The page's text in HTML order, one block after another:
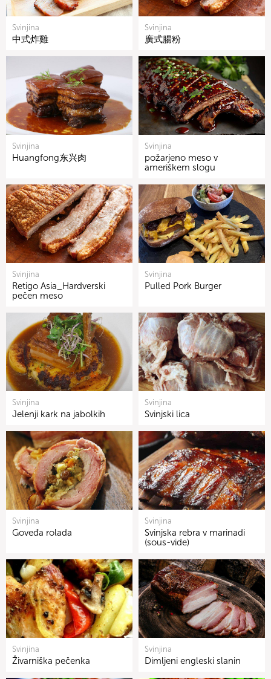
Svinjina
中式炸雞
Svinjina
廣式腸粉
Svinjina
Huangfong东兴肉
Svinjina
požarjeno meso v
ameriškem slogu
Svinjina
Retigo Asia_Hardverski
pečen meso
Svinjina
Pulled Pork Burger
Svinjina
Jelenji kark na jabolkih
Svinjina
Svinjski lica
Svinjina
Goveđa rolada
Svinjina
Svinjska rebra v marinadi
(sous-vide)
Svinjina
Živarniška pečenka
Svinjina
Dimljeni engleski slanin